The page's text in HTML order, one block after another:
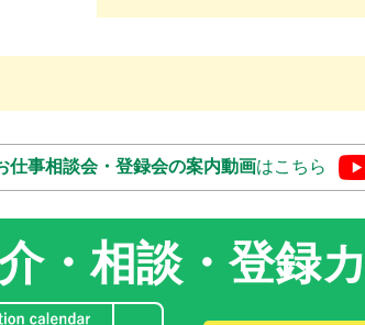
仕事相談会・登録会の案内動画はこちら
・相談・登録